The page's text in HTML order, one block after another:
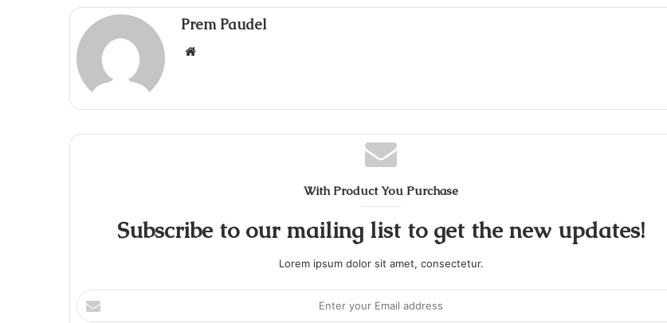
Prem Paudel
Website
With Product You Purchase
Subscribe to our mailing list to get the new updates!
Lorem ipsum dolor sit amet, consectetur.
Enter
your